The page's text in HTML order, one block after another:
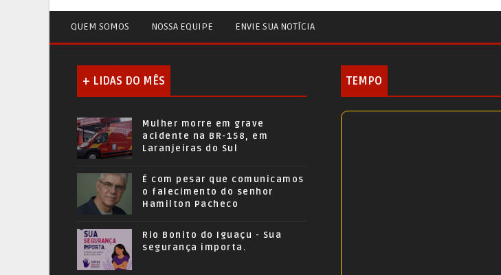
QUEM SOMOS NOSSA EQUIPE ENVIE SUA NOTÍCIA
+ LIDAS DO MÊS
Mulher morre em grave
acidente na BR-158, em
Laranjeiras do Sul
É com pesar que comunicamos
o falecimento do senhor
Hamilton Pacheco
Rio Bonito do Iguaçu - Sua
segurança importa.
TEMPO